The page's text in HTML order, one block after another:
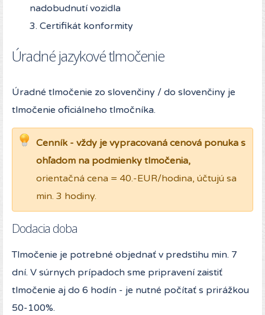
nadobudnutí vozidla
3. Certifikát konformity
Úradné jazykové tlmočenie
Úradné tlmočenie zo slovenčiny / do slovenčiny je
tlmočenie oficiálneho tlmočníka.
Cenník - vždy je vypracovaná cenová ponuka s
ohľadom na podmienky tlmočenia,
orientačná cena = 40.-EUR/hodina, účtujú sa
min. 3 hodiny.
Dodacia doba
Tlmočenie je potrebné objednať v predstihu min. 7
dní. V súrnych prípadoch sme pripravení zaistiť
tlmočenie aj do 6 hodín - je nutné počítať s prirážkou
50-100%.